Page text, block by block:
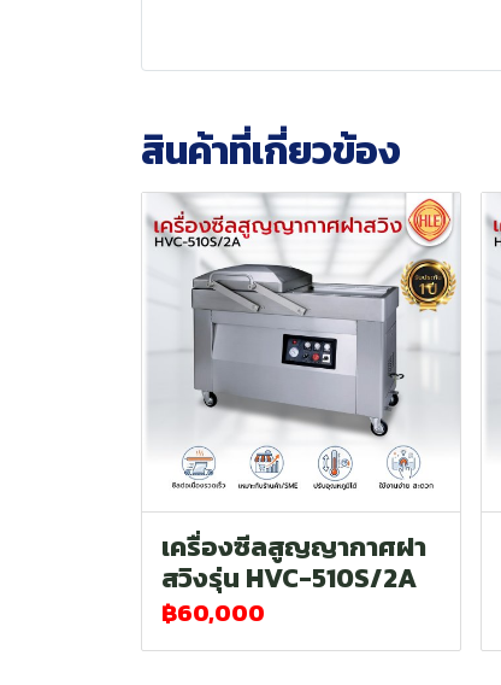
สินค้าที่เกี่ยวข้อง
เครื่องซีลสูญญากาศฝา
สวิงรุ่น HVC-510S/2A
฿60,000